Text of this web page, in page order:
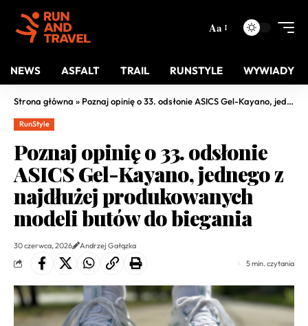
Aa
NEWS ASFALT TRAIL RUNSTYLE WYWIADY
Strona główna » Poznaj opinię o 33. odsłonie ASICS Gel-Kayano, jednego z najdłużej produkowanych modeli butów do biegania
RunStyle
Poznaj opinię o 33. odsłonie
ASICS Gel-Kayano, jednego z
najdłużej produkowanych
modeli butów do biegania
30 czerwca, 2026
Andrzej Gałązka
5 min. czytania